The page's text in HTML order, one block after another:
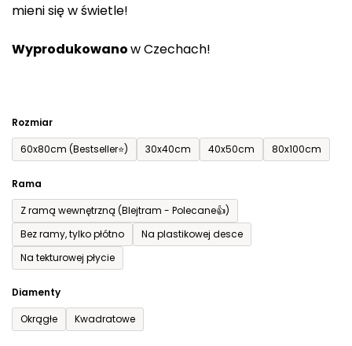
mieni się w świetle!
Wyprodukowanow Czechach!
Rozmiar
60x80cm (Bestseller⭐)
30x40cm 40x50cm 80x100cm
Rama
Z ramą wewnętrzną (Blejtram - Polecane👍)
Bez ramy, tylko płótno
Na plastikowej desce
Na tekturowej płycie
Diamenty
Okrągłe
Kwadratowe